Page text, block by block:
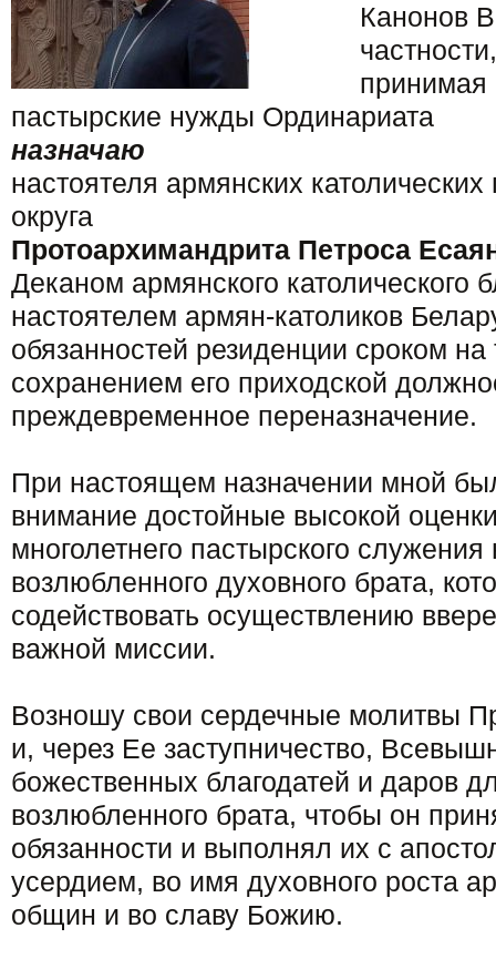
Канонов
принимая
пастырские нужды Ординариата
назначаю
настоятеля армянских
округа
Протоархимандрита Петроса
Деканом армянского католического
настоятелем армян-католиков
обязанностей резиденции сроком на
сохранением его приходской
преждевременное переназначение.
При настоящем назначении мной
внимание достойные высокой
многолетнего пастырского служения
возлюбленного духовного брата,
содействовать осуществлению
важной миссии.
Возношу свои сердечные молитвы
и, через Ее заступничество,
божественных благодатей и даров
возлюбленного брата, чтобы он
обязанности и выполнял их с
усердием, во имя духовного роста
общин и во славу Божию.